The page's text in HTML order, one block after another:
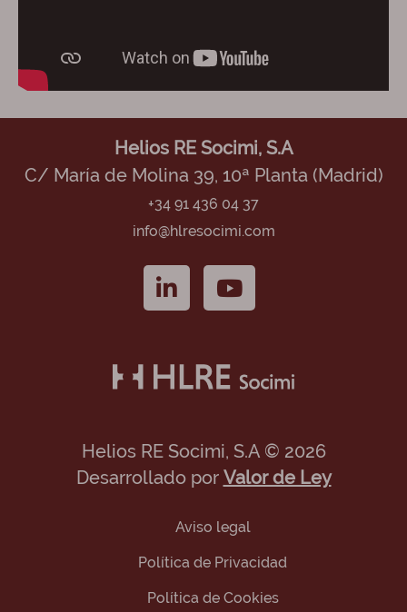
Helios RE Socimi, S.A
C/ María de Molina 39, 10ª Planta (Madrid)
+34 91 436 04 37
info@hlresocimi.com
Helios RE Socimi, S.A © 2026
Desarrollado por Valor de Ley
Aviso legal
Política de Privacidad
Política de Cookies